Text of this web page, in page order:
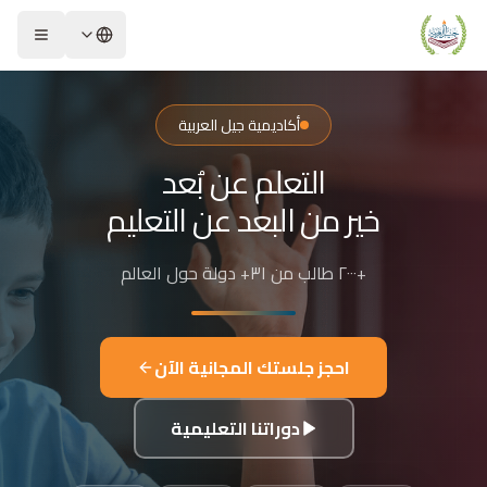
أكاديمية جيل العربية – Jeel Alarabiya Academy
أكاديمية جيل العربية هي منصة تعليمية عبر الإنترنت تأسست عام 2023، متخصصة في تعليم اللغة العربية وتجويد القرآن الكريم والتربية الإسلامية والعلوم للأطفال والبالغين من مختلف أنحاء العالم.
ما الذي تقدمه الأكاديمية؟
تعليم اللغة العربية للناطقين بها وغير الناطقين بها
تجويد وحفظ القرآن الكريم مع إجازات معتمدة
الدراسات الإسلامية والتربية الدينية
اللغة الإنجليزية والفرنسية
البرمجة وعلم الفلك والفنون
تفاصيل الدراسة
الفئات العمرية المستهدفة: من 4 سنوات حتى البالغين
شكل التعليم: مجموعات صغيرة 3-5 طلاب، أو حصص فردية
اللغات المستخدمة في التدريس: العربية، التركية، الإنجليزية، الفرنسية
الشريحة 2 من 4: التعلم عن بُعد خير من البعد عن التعليم
أكاديمية جيل العربية
التعلم عن بُعد
خير من البعد عن التعليم
+٢٠٠٠ طالب من ٣١+ دولة حول العالم
احجز جلستك المجانية الآن
دوراتنا التعليمية